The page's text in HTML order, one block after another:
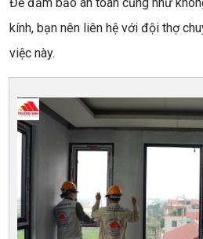
Để đảm bảo an toàn cũng như
kính, bạn nên liên hệ với đội thợ
việc này.